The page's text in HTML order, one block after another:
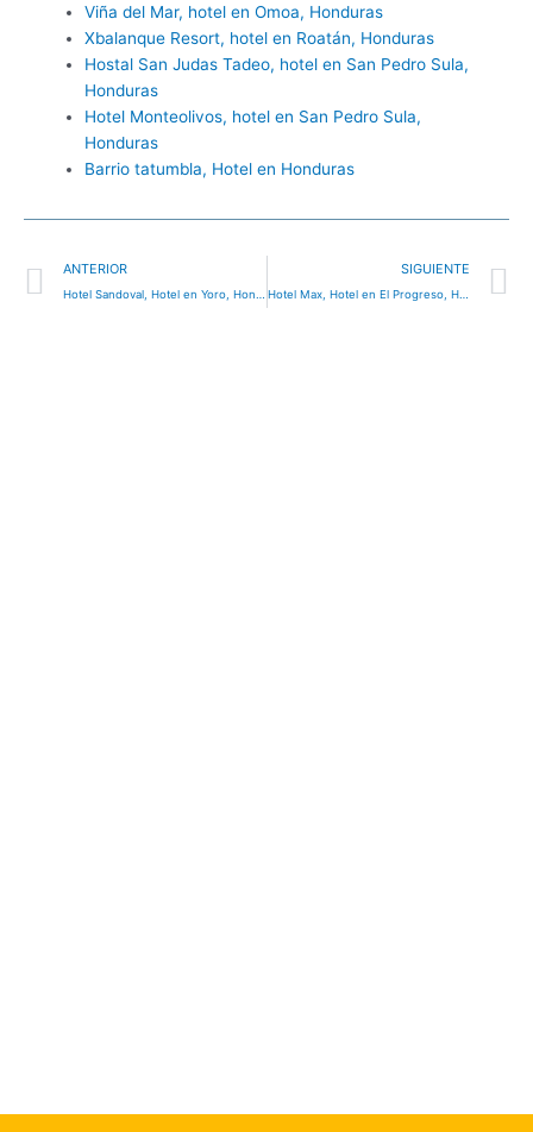
Viña del Mar, hotel en Omoa, Honduras
Xbalanque Resort, hotel en Roatán, Honduras
Hostal San Judas Tadeo, hotel en San Pedro Sula,
Honduras
Hotel Monteolivos, hotel en San Pedro Sula,
Honduras
Barrio tatumbla, Hotel en Honduras
Ant
ANTERIOR SIGUIENTE
Hotel Max, Hotel en El Progreso, Honduras